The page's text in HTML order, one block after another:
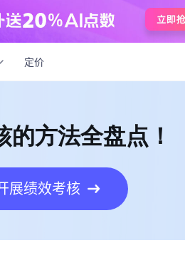
定价
方法全盘点！
展绩效考核